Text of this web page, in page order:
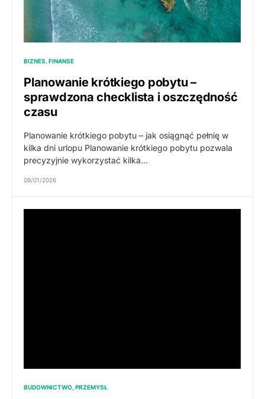
BIZNES, FINANSE
Planowanie krótkiego pobytu –
sprawdzona checklista i oszczędność
czasu
Planowanie krótkiego pobytu – jak osiągnąć pełnię w
kilka dni urlopu Planowanie krótkiego pobytu pozwala
precyzyjnie wykorzystać kilka…
09/01/2026
BUDOWNICTWO, PRZEMYSŁ